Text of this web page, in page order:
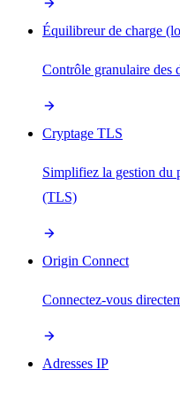
Équilibreur de charge
Contrôle granulaire des
Cryptage TLS
Simplifiez la gestion du
(TLS)
Origin Connect
Connectez-vous
Adresses IP